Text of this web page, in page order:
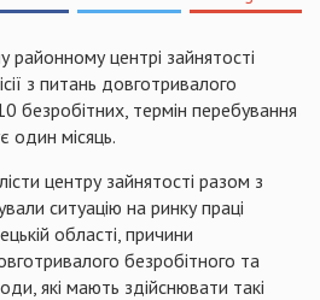
районному центрі зайнятості
з питань довготривалого
безробітних, термін перебування
один місяць.
центру зайнятості разом з
ситуацію на ринку праці
області, причини
безробітного та
які мають здійснювати такі